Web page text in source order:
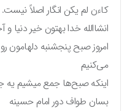
کاءن لم یکن انگار اصلاً نیست.
انشاالله خدا بهتون خیر دنیا و
امروز صبح پنجشنبه دلهامون
می‌کنیم
اینکه صبح‌ها جمع میشیم یه
بسان طواف دور امام حسینه